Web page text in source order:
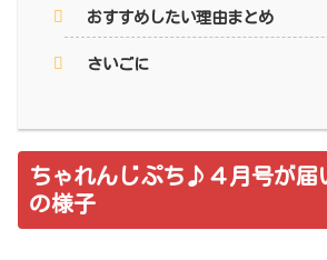
おすすめしたい理由まとめ
さいごに
ちゃれんじぷち♪４月号が届
の様子